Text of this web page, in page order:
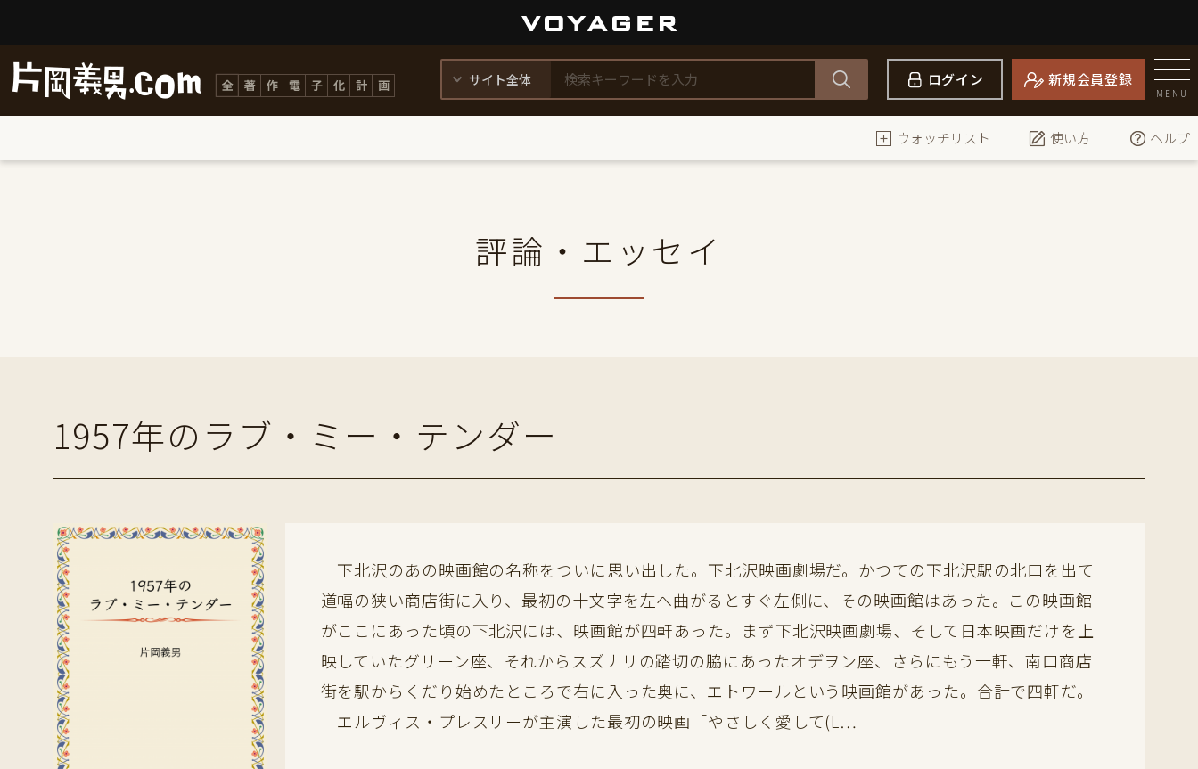
ログイン 新規会員登録
MENU
ウォッチリスト 使い方 ヘルプ
評論・エッセイ
1957年のラブ・ミー・テンダー
下北沢のあの映画館の名称をついに思い出した。下北沢映画劇場だ。かつての下北沢駅の北口を出て
道幅の狭い商店街に入り、最初の十文字を左へ曲がるとすぐ左側に、その映画館はあった。この映画館
がここにあった頃の下北沢には、映画館が四軒あった。まず下北沢映画劇場、そして日本映画だけを上
映していたグリーン座、それからスズナリの踏切の脇にあったオデヲン座、さらにもう一軒、南口商店
街を駅からくだり始めたところで右に入った奥に、エトワールという映画館があった。合計で四軒だ。
エルヴィス・プレスリーが主演した最初の映画「やさしく愛して(L…